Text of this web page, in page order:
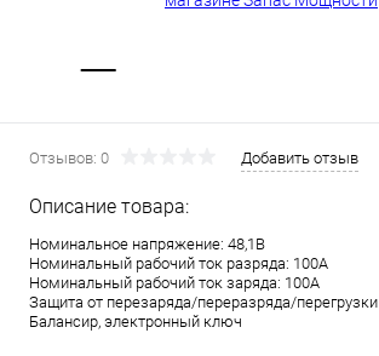
Отзывов: 0 Добавить отзыв
Описание товара:
Номинальное напряжение: 48,1В
Номинальный рабочий ток разряда: 100А
Номинальный рабочий ток заряда: 100А
Защита от перезаряда/переразряда/перегрузки
Балансир, электронный ключ